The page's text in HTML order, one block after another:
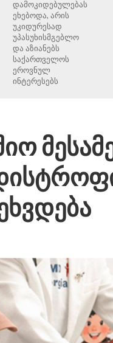
დამოკიდებულებას
ეხებოდა, არის
უკიდურესად
უპასუხისმგებლო
და აზიანებს
საქართველოს
ეროვნულ
ინტერესებს